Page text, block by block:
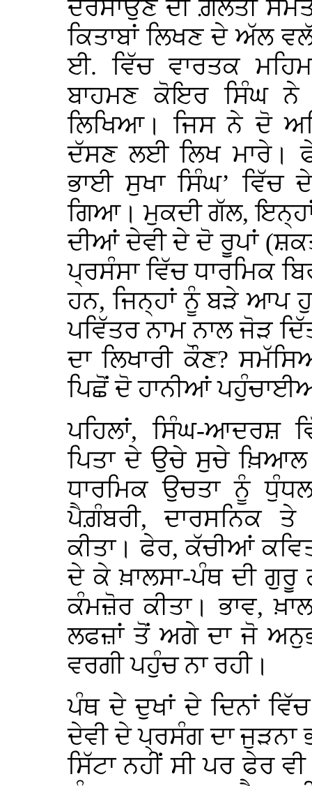
ਦਰਸਾਉਣ ਦੀ ਗ਼ਲਤੀ
ਕਿਤਾਬਾਂ ਲਿਖਣ ਦੇ ਅੱਲ
ਈ. ਵਿੱਚ ਵਾਰਤਕ
ਬਾਹਮਣ ਕੋਇਰ ਸਿੰਘ ਨੇ
ਲਿਖਿਆ। ਜਿਸ ਨੇ ਦੋ
ਦੱਸਣ ਲਈ ਲਿਖ ਮਾਰੇ।
ਭਾਈ ਸੁਖਾ ਸਿੰਘ’
ਗਿਆ। ਮੁਕਦੀ ਗੱਲ,
ਦੀਆਂ ਦੇਵੀ ਦੇ ਦੋ ਰੂਪਾਂ
ਪ੍ਰਸੰਸਾ ਵਿੱਚ ਧਾਰਮਿਕ
ਹਨ, ਜਿਨ੍ਹਾਂ ਨੂੰ ਬੜੇ ਆਪ
ਪਵਿੱਤਰ ਨਾਮ ਨਾਲ ਜੋੜ
ਦਾ ਲਿਖਾਰੀ ਕੌਣ?
ਪਿਛੋਂ ਦੋ ਹਾਨੀਆਂ
ਪਹਿਲਾਂ, ਸਿੰਘ-ਆਦਰਸ਼
ਪਿਤਾ ਦੇ ਉਚੇ ਸੁਚੇ ਖ਼ਿਆਲ
ਧਾਰਮਿਕ ਉਚਤਾ ਨੂੰ
ਪੈਗ਼ੰਬਰੀ, ਦਾਰਸਨਿਕ
ਕੀਤਾ। ਫੇਰ, ਕੱਚੀਆਂ
ਦੇ ਕੇ ਖ਼ਾਲਸਾ-ਪੰਥ ਦੀ ਗੁਰੂ
ਕੰਮਜ਼ੋਰ ਕੀਤਾ। ਭਾਵ,
ਲਫਜ਼ਾਂ ਤੋਂ ਅਗੇ ਦਾ ਜੋ
ਵਰਗੀ ਪਹੁੰਚ ਨਾ ਰਹੀ।
ਪੰਥ ਦੇ ਦੁਖਾਂ ਦੇ ਦਿਨਾਂ
ਦੇਵੀ ਦੇ ਪ੍ਰਸੰਗ ਦਾ ਜੁੜਨਾ
ਸਿੱਟਾ ਨਹੀਂ ਸੀ ਪਰ ਫੇਰ